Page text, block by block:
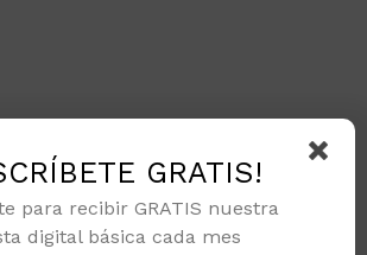
GRATIS!
para recibir GRATIS nuestra
digital básica cada mes